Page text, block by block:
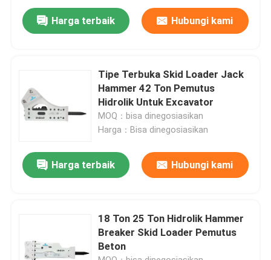
Harga terbaik Hubungi kami
Tipe Terbuka Skid Loader Jack
Hammer 42 Ton Pemutus
Hidrolik Untuk Excavator
MOQ：bisa dinegosiasikan
Harga：Bisa dinegosiasikan
Harga terbaik Hubungi kami
18 Ton 25 Ton Hidrolik Hammer
Breaker Skid Loader Pemutus
Beton